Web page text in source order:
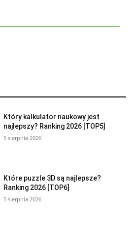
Który kalkulator naukowy jest
najlepszy? Ranking 2026 [TOP5]
5 sierpnia 2026
Które puzzle 3D są najlepsze?
Ranking 2026 [TOP6]
5 sierpnia 2026